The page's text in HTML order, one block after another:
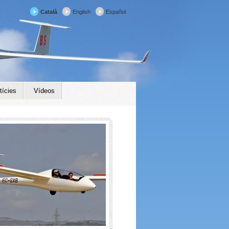
Català English Español
Vídeos